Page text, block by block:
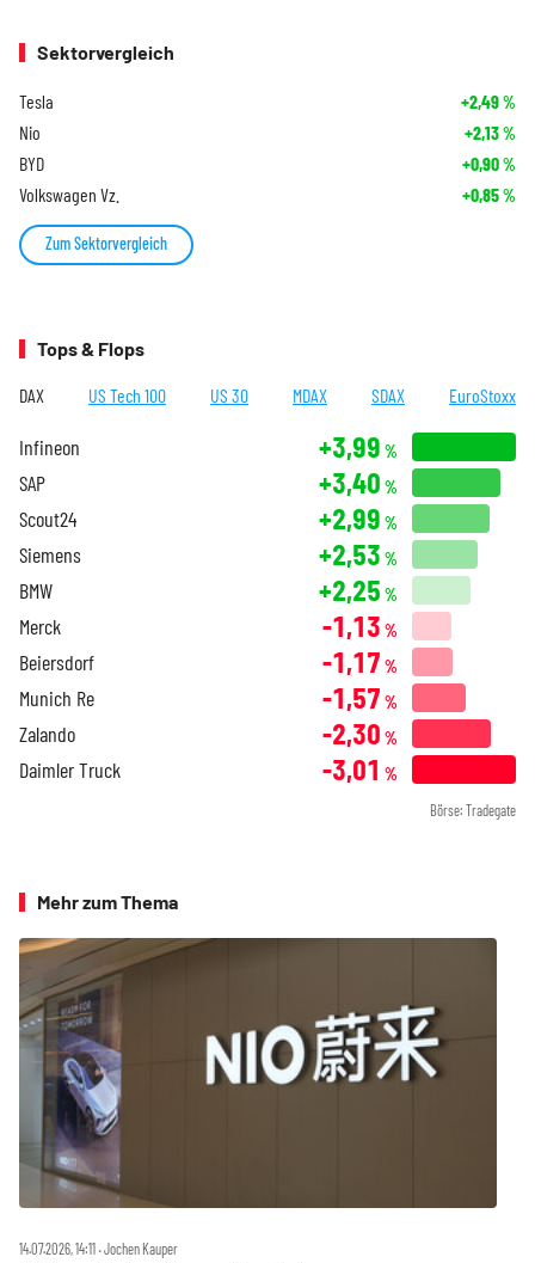
Sektorvergleich
Tesla +2,49%
Nio +2,13%
BYD +0,90%
Volkswagen Vz. +0,85%
Zum Sektorvergleich
Tops & Flops
DAX US Tech 100 US 30 MDAX SDAX EuroStoxx
Infineon +3,99 %
SAP +3,40 %
Scout24 +2,99 %
Siemens +2,53 %
BMW +2,25 %
Merck -1,13 %
Beiersdorf -1,17 %
Munich Re -1,57 %
Zalando -2,30 %
Daimler Truck -3,01 %
Börse: Tradegate
Mehr zum Thema
14.07.2026, 14:11 ‧ Jochen Kauper